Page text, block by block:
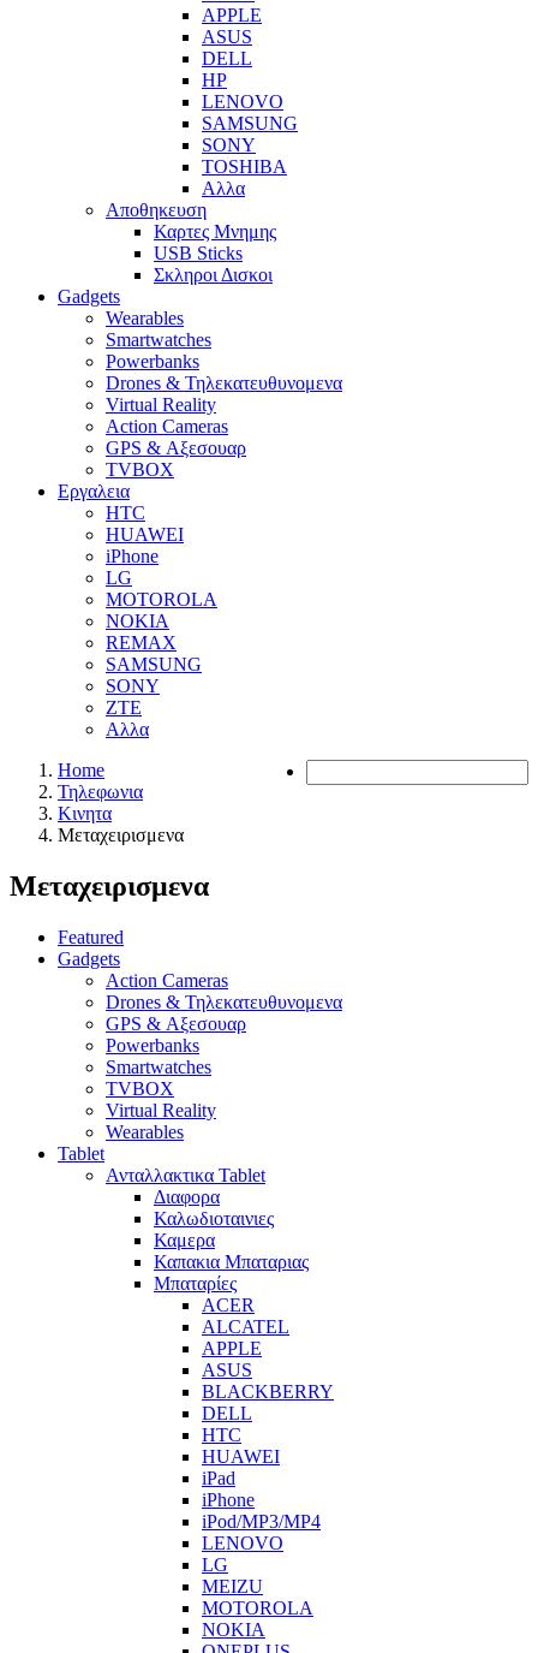
APPLE
ASUS
DELL
HP
LENOVO
SAMSUNG
SONY
TOSHIBA
Αλλα
Αποθηκευση
Καρτες Μνημης
USB Sticks
Σκληροι Δισκοι
Gadgets
Wearables
Smartwatches
Powerbanks
Drones & Τηλεκατευθυνομενα
Virtual Reality
Action Cameras
GPS & Αξεσουαρ
TVBOX
Εργαλεια
HTC
HUAWEI
iPhone
LG
MOTOROLA
NOKIA
REMAX
SAMSUNG
SONY
ZTE
Αλλα
Home
Τηλεφωνια
Κινητα
Μεταχειρισμενα
Μεταχειρισμενα
Featured
Gadgets
Action Cameras
Drones & Τηλεκατευθυνομενα
GPS & Αξεσουαρ
Powerbanks
Smartwatches
TVBOX
Virtual Reality
Wearables
Tablet
Ανταλλακτικα Tablet
Διαφορα
Καλωδιοταινιες
Καμερα
Καπακια Μπαταριας
Μπαταρίες
ACER
ALCATEL
APPLE
ASUS
BLACKBERRY
DELL
HTC
HUAWEI
iPad
iPhone
iPod/MP3/MP4
LENOVO
LG
MEIZU
MOTOROLA
NOKIA